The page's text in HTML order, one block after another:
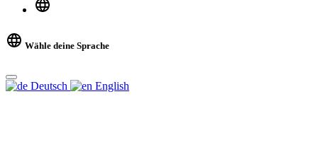
Wähle deine Sprache
Deutsch English